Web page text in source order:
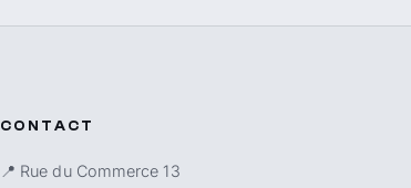
CONTACT
📍 Rue du Commerce 13